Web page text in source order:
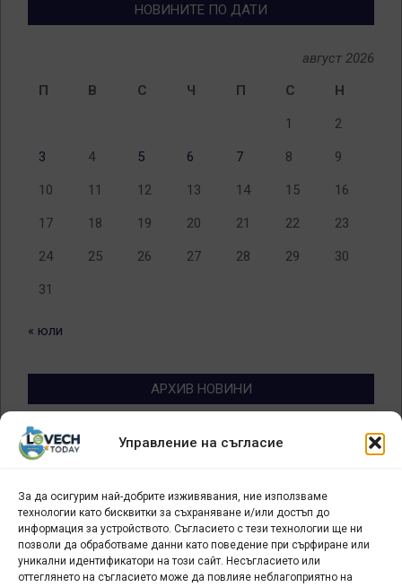
Управление на съгласие
За да осигурим най-добрите изживявания, ние използваме
технологии като бисквитки за съхраняване и/или достъп до
информация за устройството. Съгласието с тези технологии ще ни
позволи да обработваме данни като поведение при сърфиране или
уникални идентификатори на този сайт. Несъгласието или
оттеглянето на съгласието може да повлияе неблагоприятно на
НОВИНИТЕ ПО ДАТИ
август 2026
П
В С Ч П С Н
1 2
3 4 5 6 7 8 9
10 11 12 13 14 15 16
17 18 19 20 21 22 23
24 25 26 27 28 29 30
31
« юли
АРХИВ НОВИНИ
Архив
новини
БИЗНЕС
Арт галерия "Мостове" – магазин за изкуство
СЕВЕРОЗАПАДА ИНФОРМАЦИОНЕН БИЗНЕС